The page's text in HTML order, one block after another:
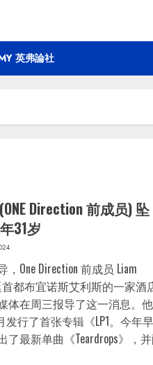
英弗論社
Direction 前成员) 坠
31岁
One Direction 前成员 Liam
首都布宜诺斯艾利斯的一家酒
体在周三报导了这一消息。他
发行了首张专辑《LP1。今年早
了最新单曲《Teardrops》，